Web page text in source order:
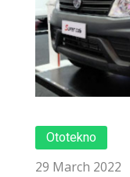
Ototekno
29 March 2022